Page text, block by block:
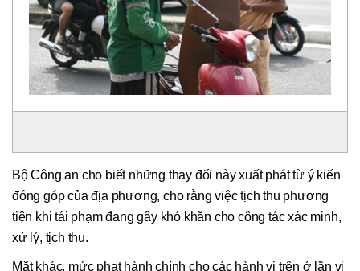
Bộ Công an cho biết những thay đổi này xuất phát từ ý kiến
đóng góp của địa phương, cho rằng việc tịch thu phương
tiện khi tái phạm đang gây khó khăn cho công tác xác minh,
xử lý, tịch thu.
Mặt khác, mức phạt hành chính cho các hành vi trên ở lần vi